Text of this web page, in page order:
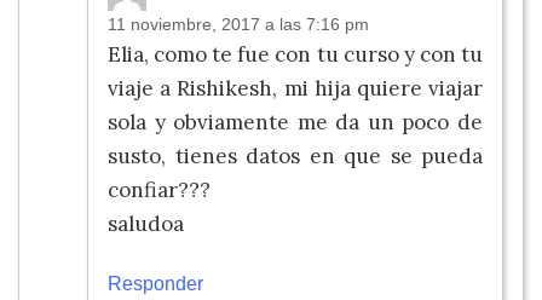
11 noviembre, 2017 a las 7:16 pm
Elia, como te fue con tu curso y con tu
viaje a Rishikesh, mi hija quiere viajar
sola y obviamente me da un poco de
susto, tienes datos en que se pueda
confiar???
saludoa
Responder